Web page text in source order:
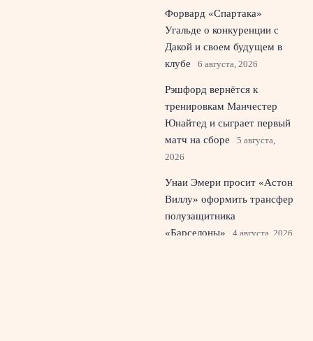
Форвард «Спартака»
Угальде о конкуренции с
Дакой и своем будущем в
клубе
6 августа, 2026
Рэшфорд вернётся к
тренировкам Манчестер
Юнайтед и сыграет первый
матч на сборе
5 августа,
2026
Унаи Эмери просит «Астон
Виллу» оформить трансфер
полузащитника
«Барселоны»
4 августа, 2026